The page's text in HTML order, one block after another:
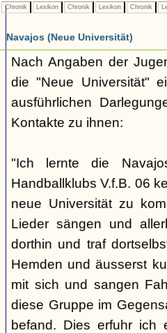
Chronik Lexikon Chronik Lexikon Chronik
Navajos (Neue Universität)
Nach Angaben der
die "Neue Universität"
ausführlichen
Kontakte zu ihnen:
"Ich lernte die
Handballklubs V.f.B. 06
neue Universität zu
Lieder sängen und
dorthin und traf
Hemden und äusserst
mit sich und sangen
diese Gruppe im
befand. Dies erfuhr ich